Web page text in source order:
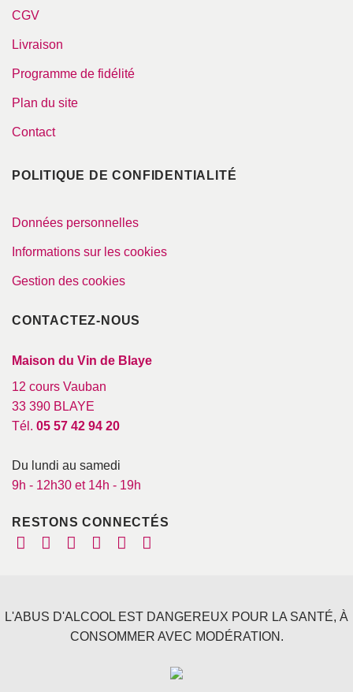
CGV
Livraison
Programme de fidélité
Plan du site
Contact
POLITIQUE DE CONFIDENTIALITÉ
Données personnelles
Informations sur les cookies
Gestion des cookies
CONTACTEZ-NOUS
Maison du Vin de Blaye
12 cours Vauban
33 390 BLAYE
Tél. 05 57 42 94 20
Du lundi au samedi
9h - 12h30 et 14h - 19h
RESTONS CONNECTÉS
L'ABUS D'ALCOOL EST DANGEREUX POUR LA SANTÉ, À
CONSOMMER AVEC MODÉRATION.